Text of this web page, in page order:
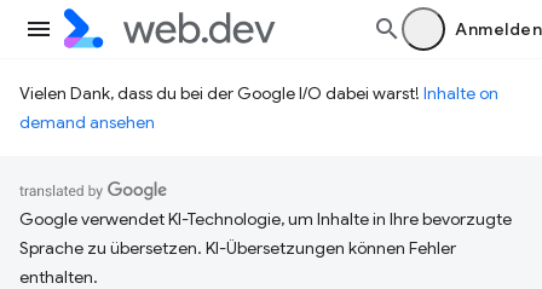
Anmelden
Vielen Dank, dass du bei der Google I/O dabei warst! Inhalte on
demand ansehen
Google verwendet KI-Technologie, um Inhalte in Ihre bevorzugte
Sprache zu übersetzen. KI-Übersetzungen können Fehler
enthalten.